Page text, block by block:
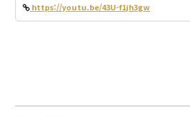
https://youtu.be/43U-f1jh3gw